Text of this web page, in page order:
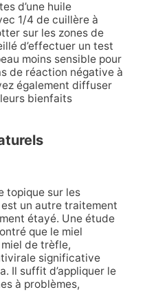
d’une huile
1/4 de cuillère à
sur les zones de
d’effectuer un test
moins sensible pour
de réaction négative à
également diffuser
bienfaits
topique sur les
un autre traitement
étayé. Une étude
que le miel
de trèfle,
significative
Il suffit d’appliquer le
à problèmes,